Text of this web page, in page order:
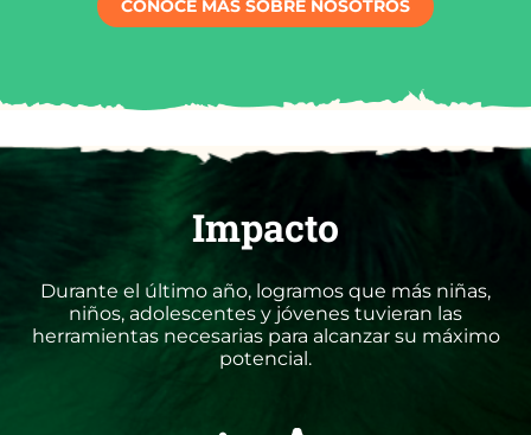
CONOCE MÁS SOBRE NOSOTROS
Impacto
Durante el último año, logramos que más niñas,
niños, adolescentes y jóvenes tuvieran las
herramientas necesarias para alcanzar su máximo
potencial.